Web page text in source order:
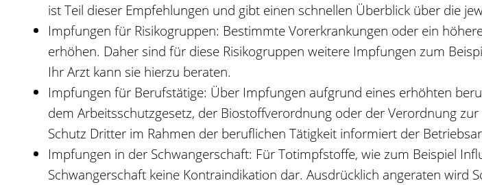
ist Teil dieser Empfehlungen und gibt einen schnellen Überblick über die
Impfungen für Risikogruppen: Bestimmte Vorerkrankungen oder ein
erhöhen. Daher sind für diese Risikogruppen weitere Impfungen zum
Ihr Arzt kann sie hierzu beraten.
Impfungen für Berufstätige: Über Impfungen aufgrund eines erhöhten
dem Arbeitsschutzgesetz, der Biostoffverordnung oder der Verordnung
Schutz Dritter im Rahmen der beruflichen Tätigkeit informiert der
Impfungen in der Schwangerschaft: Für Totimpfstoffe, wie zum Beispiel
Schwangerschaft keine Kontraindikation dar. Ausdrücklich angeraten